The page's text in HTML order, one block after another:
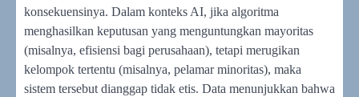
konsekuensinya. Dalam konteks AI, jika algoritma
menghasilkan keputusan yang menguntungkan mayoritas
(misalnya, efisiensi bagi perusahaan), tetapi merugikan
kelompok tertentu (misalnya, pelamar minoritas), maka
sistem tersebut dianggap tidak etis. Data menunjukkan bahwa